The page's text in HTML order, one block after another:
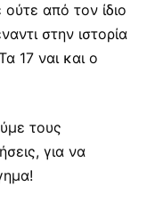
από τον ίδιο
στην ιστορία
17 ναι και ο
τους
για να